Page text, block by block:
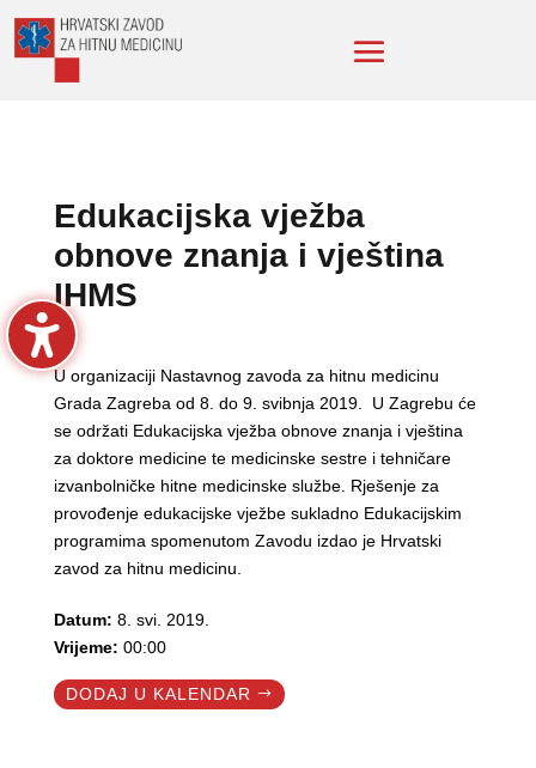
Edukacijska vježba
obnove znanja i vještina
IHMS
U organizaciji Nastavnog zavoda za hitnu medicinu
Grada Zagreba od 8. do 9. svibnja 2019. U Zagrebu će
se održati Edukacijska vježba obnove znanja i vještina
za doktore medicine te medicinske sestre i tehničare
izvanbolničke hitne medicinske službe. Rješenje za
provođenje edukacijske vježbe sukladno Edukacijskim
programima spomenutom Zavodu izdao je Hrvatski
zavod za hitnu medicinu.
Datum: 8. svi. 2019.
Vrijeme: 00:00
DODAJ U KALENDAR